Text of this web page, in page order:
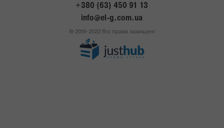
+380 (63) 450 91 13
info@el-g.com.ua
© 2016-2022 Всі права захищені